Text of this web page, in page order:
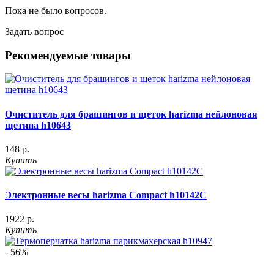
Пока не было вопросов.
Задать вопрос
Рекомендуемые товары
Очиститель для брашингов и щеток harizma нейлоновая
щетина h10643
148 р.
Купить
Электронные весы harizma Compact h10142C
1922 р.
Купить
- 56%